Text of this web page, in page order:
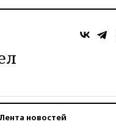
Лента новостей